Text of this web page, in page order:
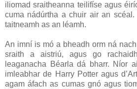
iliomad sraitheanna teilifíse agus
cuma nádúrtha a chuir air an scéal.
taitneamh as an léamh.
An imní is mó a bheadh orm ná
sraith a aistriú, agus go
leaganacha Béarla dá bharr. Níor
imleabhar de Harry Potter agus
agam áfach as cumas gnó agus